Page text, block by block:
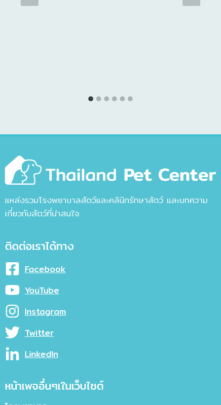
แหล่งรวมโรงพยาบาลสัตว์และคลินิกรักษาสัตว์ และบทความ
เกี่ยวกับสัตว์ที่น่าสนใจ
ติดต่อเราได้ทาง
Facebook
YouTube
Instagram
Twitter
LinkedIn
หน้าเพจอื่นๆเในเว็บไซต์